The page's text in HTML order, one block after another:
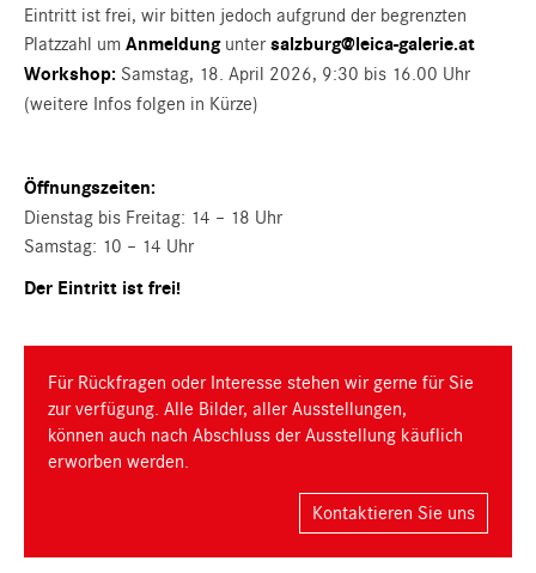
Eintritt ist frei, wir bitten jedoch aufgrund der begrenzten
Platzzahl um Anmeldungunter salzburg@leica-galerie.at
Workshop: Samstag, 18. April 2026, 9:30 bis 16.00 Uhr
(weitere Infos folgen in Kürze)
Öffnungszeiten:
Dienstag bis Freitag: 14 – 18 Uhr
Samstag: 10 – 14 Uhr
Der Eintritt ist frei!
Für Rückfragen oder Interesse stehen wir gerne für Sie
zur verfügung. Alle Bilder, aller Ausstellungen,
können auch nach Abschluss der Ausstellung käuflich
erworben werden.
Kontaktieren Sie uns